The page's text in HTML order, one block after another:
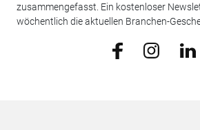
zusammengefasst. Ein kostenloser
wöchentlich die aktuellen Branchen-